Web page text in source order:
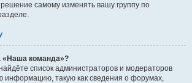
самому изменять вашу группу по
«Наша команда»?
список администраторов и модераторов
информацию, такую как сведения о форумах,